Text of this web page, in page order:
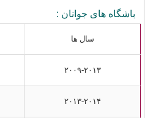
باشگاه های جوانان :
سال ها
۲۰۰۹-۲۰۱۳
۲۰۱۳-۲۰۱۴